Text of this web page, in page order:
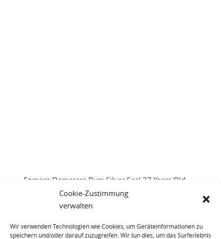
Cookie-Zustimmung
verwalten
Wir verwenden Technologien wie Cookies, um Geräteinformationen zu
speichern und/oder darauf zuzugreifen. Wir tun dies, um das Surferlebnis
Enmore Demerara Rum Silver Seal 27 Years Old